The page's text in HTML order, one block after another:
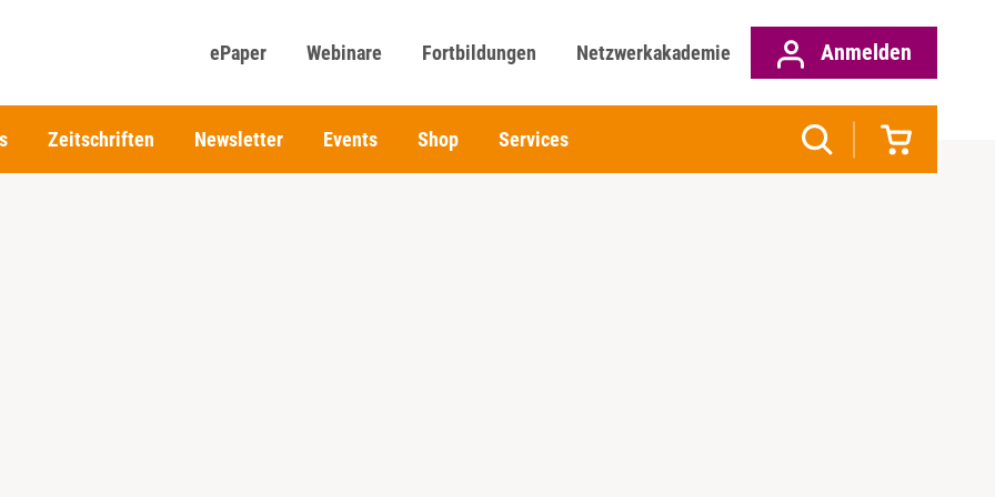
ePaper Webinare Fortbildungen Netzwerkakademie Anmelden
Zeitschriften Newsletter Events Shop Services